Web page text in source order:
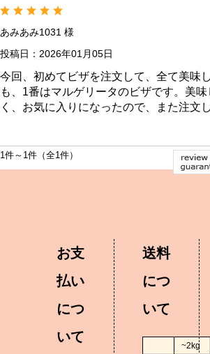
ラムチョップ
ラムスペアリブ
ラムショートロイン
ラムテンダーロイン
あみあみ1031 様
投稿日：2026年01月05日
今回、初めてビザを注文して、全て美味
も、1番はマルゲリータのビザです。美
く、お気に入りになったので、また注文
1件～1件（全1件）
お支
払い
につ
いて
送料
につ
いて
~2kg